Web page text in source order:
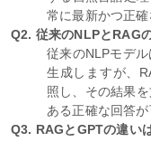
Q1. RAGとは何ですか
RAG（Retrieval-
報ソースから関
する自然言語処
常に最新かつ正
Q2. 従来のNLPとRAG